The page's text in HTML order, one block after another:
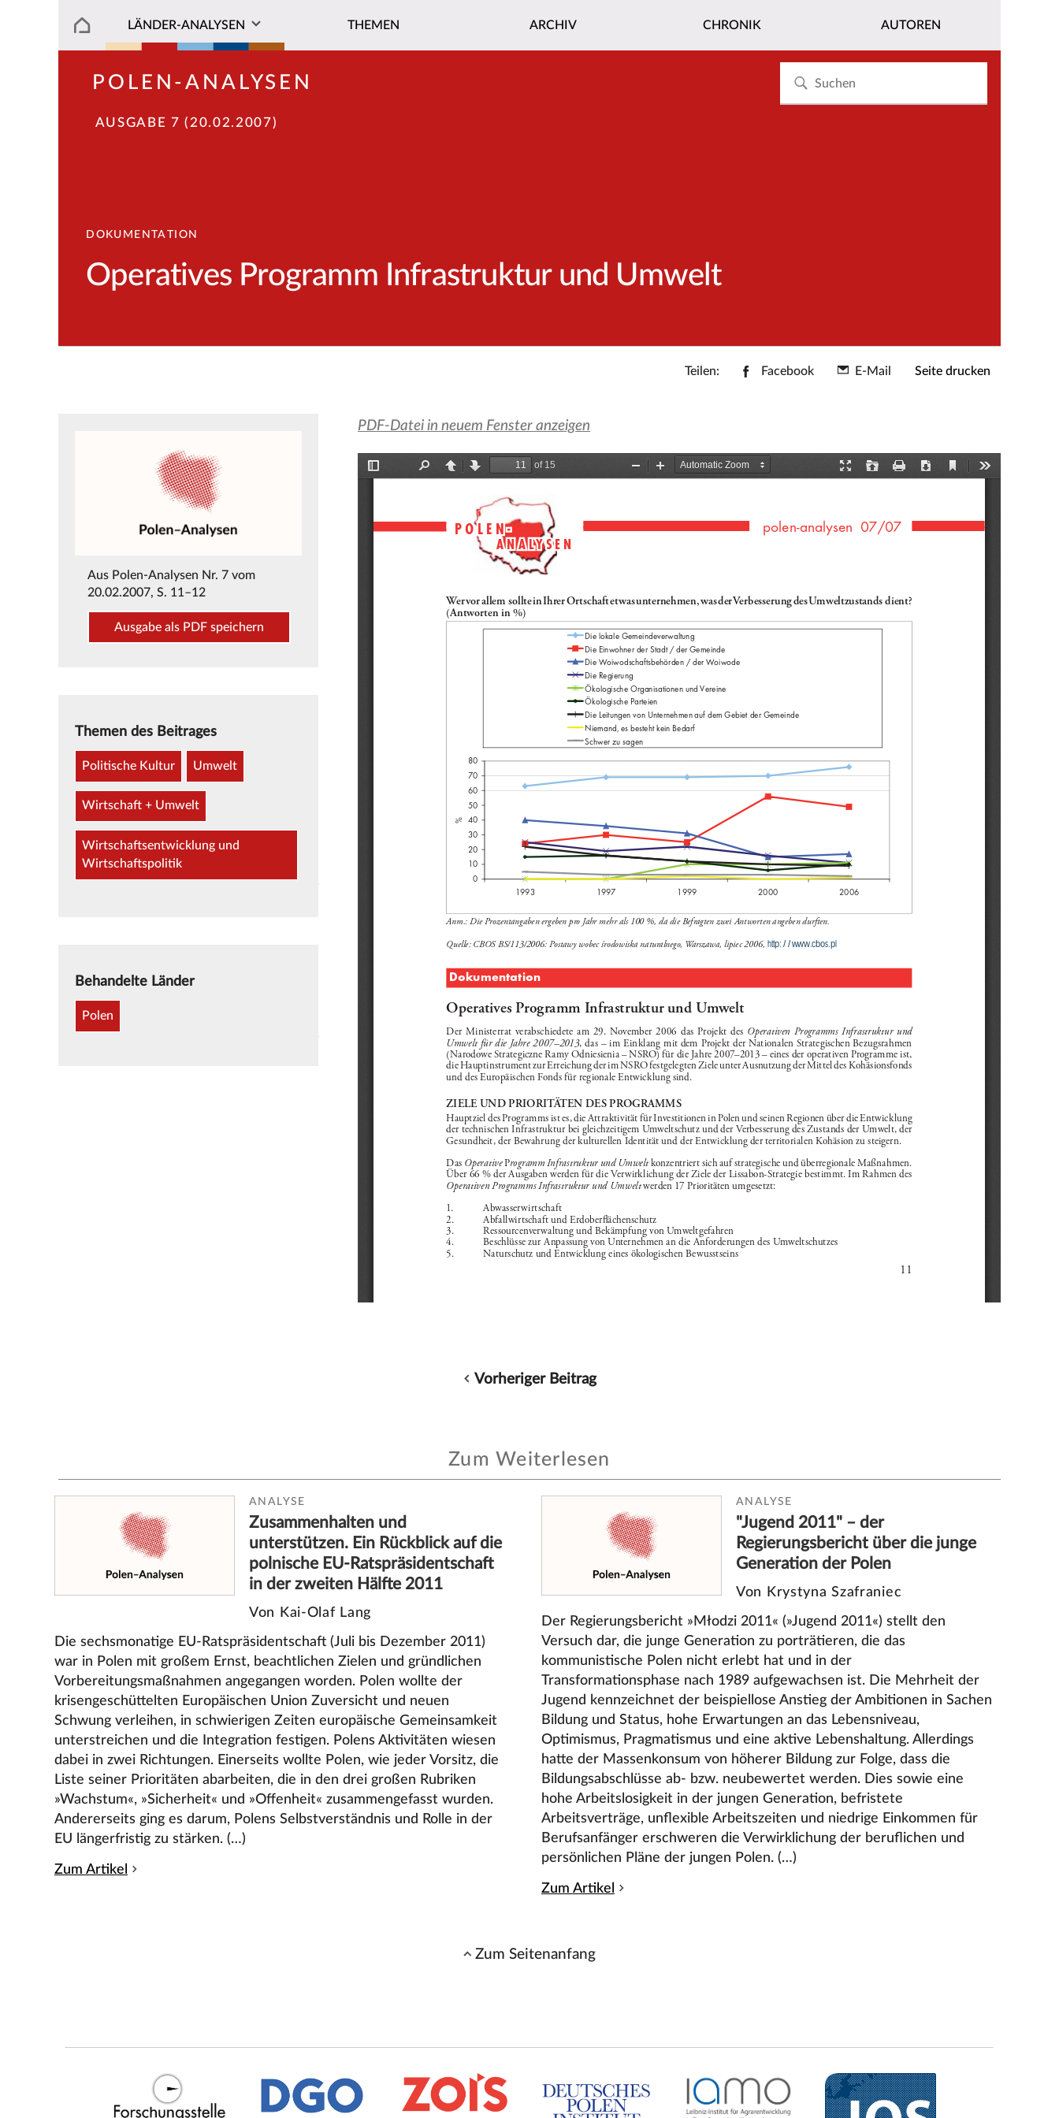
LÄNDER-ANALYSEN THEMEN ARCHIV CHRONIK AUTOREN
POLEN-ANALYSEN
AUSGABE 7 (20.02.2007)
DOKUMENTATION
Operatives Programm Infrastruktur und Umwelt
Teilen: Facebook E-Mail Seite drucken
Aus Polen-Analysen Nr. 7 vom
20.02.2007, S. 11–12
Ausgabe als PDF speichern
Themen des Beitrages
Politische Kultur Umwelt
Wirtschaft + Umwelt
Wirtschaftsentwicklung und
Wirtschaftspolitik
Behandelte Länder
Polen
PDF-Datei in neuem Fenster anzeigen
Vorheriger Beitrag
Zum Weiterlesen
ANALYSE
Zusammenhalten und
unterstützen. Ein Rückblick auf die
polnische EU-Ratspräsidentschaft
in der zweiten Hälfte 2011
Von Kai-Olaf Lang
Die sechsmonatige EU-Ratspräsidentschaft (Juli bis Dezember 2011)
war in Polen mit großem Ernst, beachtlichen Zielen und gründlichen
Vorbereitungsmaßnahmen angegangen worden. Polen wollte der
krisengeschüttelten Europäischen Union Zuversicht und neuen
Schwung verleihen, in schwierigen Zeiten europäische Gemeinsamkeit
unterstreichen und die Integration festigen. Polens Aktivitäten wiesen
dabei in zwei Richtungen. Einerseits wollte Polen, wie jeder Vorsitz, die
Liste seiner Prioritäten abarbeiten, die in den drei großen Rubriken
»Wachstum«, »Sicherheit« und »Offenheit« zusammengefasst wurden.
Andererseits ging es darum, Polens Selbstverständnis und Rolle in der
EU längerfristig zu stärken. (…)
Zum Artikel
ANALYSE
"Jugend 2011" – der
Regierungsbericht über die junge
Generation der Polen
Von Krystyna Szafraniec
Der Regierungsbericht »Młodzi 2011« (»Jugend 2011«) stellt den
Versuch dar, die junge Generation zu porträtieren, die das
kommunistische Polen nicht erlebt hat und in der
Transformationsphase nach 1989 aufgewachsen ist. Die Mehrheit der
Jugend kennzeichnet der beispiellose Anstieg der Ambitionen in Sachen
Bildung und Status, hohe Erwartungen an das Lebensniveau,
Optimismus, Pragmatismus und eine aktive Lebenshaltung. Allerdings
hatte der Massenkonsum von höherer Bildung zur Folge, dass die
Bildungsabschlüsse ab- bzw. neubewertet werden. Dies sowie eine
hohe Arbeitslosigkeit in der jungen Generation, befristete
Arbeitsverträge, unflexible Arbeitszeiten und niedrige Einkommen für
Berufsanfänger erschweren die Verwirklichung der beruflichen und
persönlichen Pläne der jungen Polen. (…)
Zum Artikel
Zum Seitenanfang